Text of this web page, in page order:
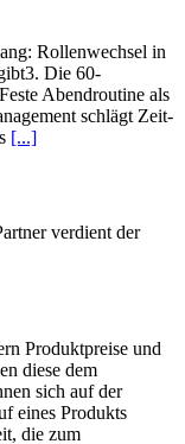
Rollenwechsel in
Die 60-
Abendroutine als
schlägt Zeit-
[...]
verdient der
Produktpreise und
diese dem
sich auf der
eines Produkts
die zum